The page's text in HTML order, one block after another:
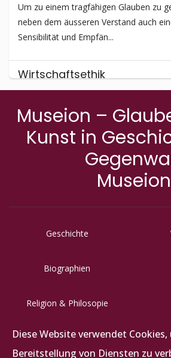
Um zu einem tragfähigen Glauben zu
neben dem äusseren Verstand auch
Sensibilität und Empfän...
Wirtschafts­ethik
Begriff Wirtschaft eher negative Dinge
gilt als eher ...
Museion –
Kunst in
Museion
Geschichte
Biographien
Religion & Philosopie
Letzigraben 117, CH-
Diese Website verwendet Cookies,
Bereitstellung von Diensten zu